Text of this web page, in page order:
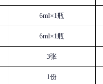
6ml×1瓶
6ml×1瓶
3张
1份